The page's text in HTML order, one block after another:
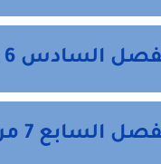
السادس 6 من هنا
7 من هنا